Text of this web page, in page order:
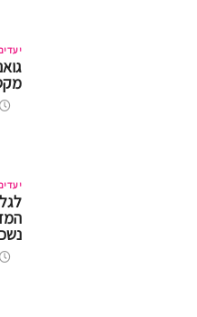
יעדים
יעדים
נשכח